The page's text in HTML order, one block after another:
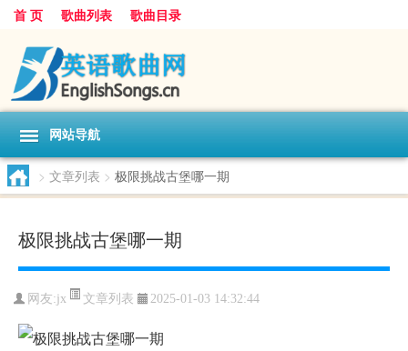
首 页 歌曲列表 歌曲目录
网站导航
> 文章列表 > 极限挑战古堡哪一期
极限挑战古堡哪一期
网友:jx 文章列表 2025-01-03 14:32:44